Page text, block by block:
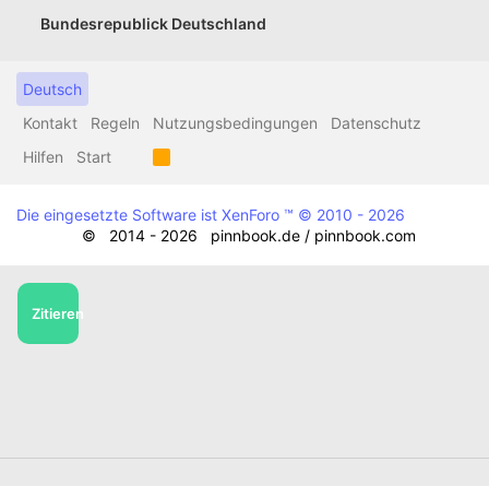
Bundesrepublick Deutschland
Deutsch
Kontakt
Regeln Nutzungsbedingungen
Datenschutz
Hilfen
Start
R
Die eingesetzte Software ist XenForo ™ © 2010 - 2026
© 2014 - 2026 pinnbook.de / pinnbook.com
Zitieren